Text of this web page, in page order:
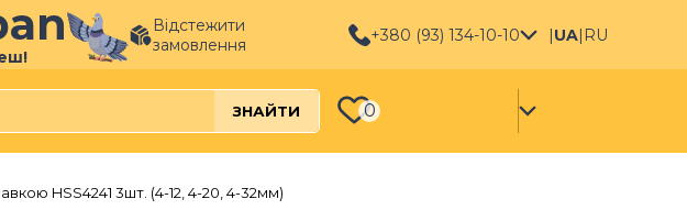
Відстежити
замовлення
+380 (93) 134-10-10 |UA| RU
ЗНАЙТИ 0
HSS4241 3шт. (4-12, 4-20, 4-32мм)